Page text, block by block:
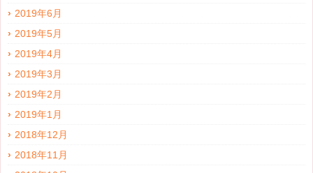
2019年6月
2019年5月
2019年4月
2019年3月
2019年2月
2019年1月
2018年12月
2018年11月